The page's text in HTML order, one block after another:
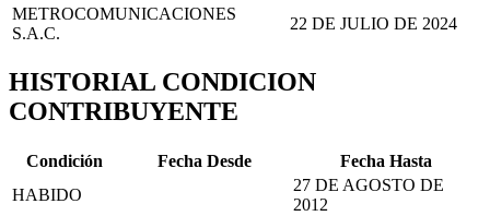
METROCOMUNICACIONES
S.A.C.
22 DE JULIO DE 2024
HISTORIAL CONDICION
CONTRIBUYENTE
Condición Fecha Desde
Fecha Hasta
HABIDO
27 DE AGOSTO DE
2012